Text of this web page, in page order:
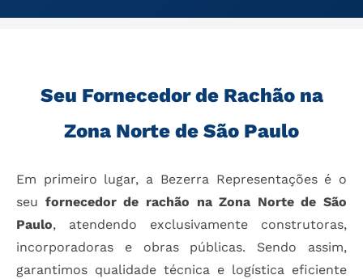
Seu Fornecedor de Rachão na
Zona Norte de São Paulo
Em primeiro lugar, a Bezerra Representações é o
seu fornecedor de rachão na Zona Norte de São
Paulo, atendendo exclusivamente construtoras,
incorporadoras e obras públicas. Sendo assim,
garantimos qualidade técnica e logística eficiente